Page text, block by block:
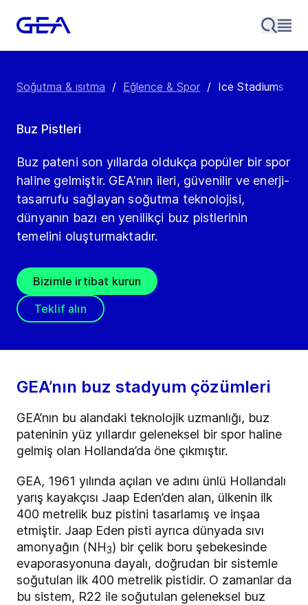
Soğutma & ısıtma / Eğlence & Spor / Ice Stadiums
Buz Pistleri
Buz pateni son yıllarda oldukça popüler bir spor
haline gelmiştir. GEA'nın ileri, güvenilir ve enerji-
tasarrufu sağlayan soğutma teknolojisi,
dünyanın bazı en yenilikçi buz pistlerinin
temelini oluşturmaktadır.
Bizimle irtibat kurun
Teklif alın
GEA’nın buz stadyum çözümleri
GEA’nın bu alandaki teknolojik uzmanlığı, buz
pateninin yüz yıllardır geleneksel bir spor haline
gelmiş olan Hollanda’da öne çıkmıştır.
GEA, 1961 yılında açılan ve adını ünlü Hollandalı
yarış kayakçısı Jaap Eden’den alan, ülkenin ilk
400 metrelik buz pistini tasarlamış ve inşaa
etmiştir. Jaap Eden pisti ayrıca dünyada sıvı
amonyağın (NH3) bir çelik boru şebekesinde
evaporasyonuna dayalı, doğrudan bir sistemle
soğutulan ilk 400 metrelik pistidir. O zamanlar da
bu sistem, R22 ile soğutulan geleneksel buz